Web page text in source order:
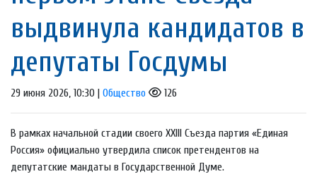
выдвинула кандидатов в
депутаты Госдумы
29 июня 2026, 10:30 | Общество 126
В рамках начальной стадии своего XXIII Съезда партия «Единая
Россия» официально утвердила список претендентов на
депутатские мандаты в Государственной Думе.